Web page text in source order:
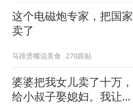
这个电磁炮专家，把国家
卖了
马蹄烫嘴说美食 270跟贴
婆婆把我女儿卖了十万，
给小叔子娶媳妇。我让她